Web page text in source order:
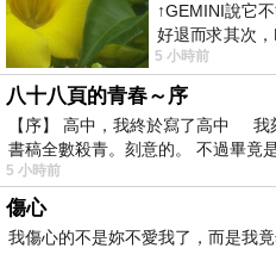
↑GEMINI說它
好退而求其次
年人臉孔」的畫
5 小時前
八十八頁的青春～序
【序】 高中，我終於寫了高中 我
書稿全數殺青。刻意的。 不過畢竟
5 小時前
傷心
我傷心的不是妳不愛我了，而是我竟